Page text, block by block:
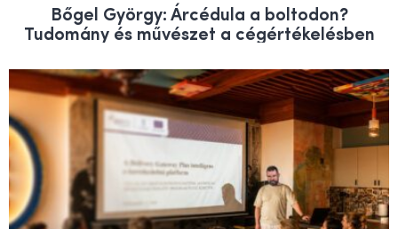
Bőgel György: Árcédula a boltodon?
Tudomány és művészet a cégértékelésben